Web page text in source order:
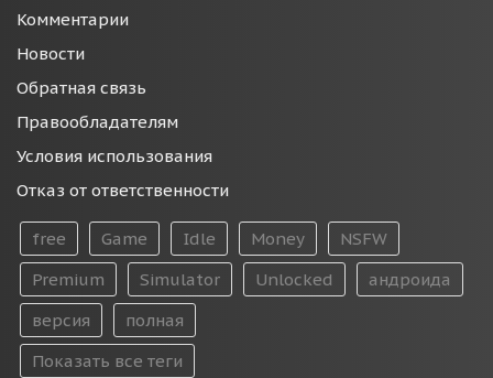
Комментарии
Новости
Обратная связь
Правообладателям
Условия использования
Отказ от ответственности
free Game Idle Money
NSFW
Premium
Simulator Unlocked
андроида
версия
полная
Показать все теги